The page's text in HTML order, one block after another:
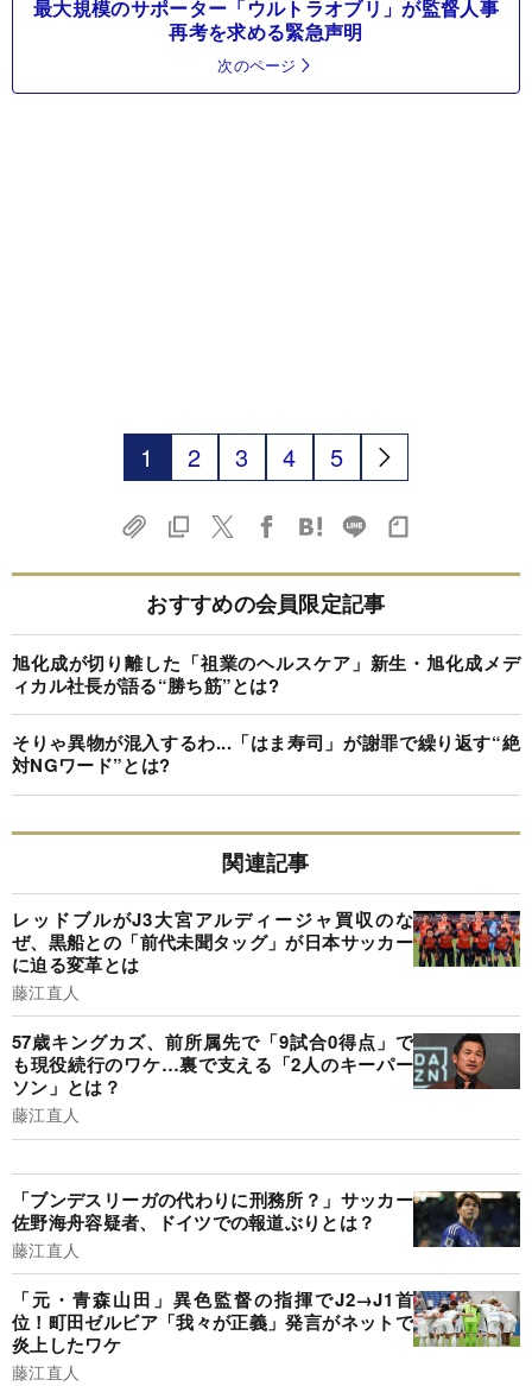
最大規模のサポーター「ウルトラオブリ」が監督人事
再考を求める緊急声明
次のページ
1 2 3 4 5
おすすめの会員限定記事
旭化成が切り離した「祖業のヘルスケア」新生・旭化成メデ
ィカル社長が語る“勝ち筋”とは?
そりゃ異物が混入するわ...「はま寿司」が謝罪で繰り返す“絶
対NGワード”とは?
関連記事
レッドブルがJ3大宮アルディージャ買収のな
ぜ、黒船との「前代未聞タッグ」が日本サッカー
に迫る変革とは
藤江直人
57歳キングカズ、前所属先で「9試合0得点」で
も現役続行のワケ…裏で支える「2人のキーパー
ソン」とは？
藤江直人
「ブンデスリーガの代わりに刑務所？」サッカー
佐野海舟容疑者、ドイツでの報道ぶりとは？
藤江直人
「元・青森山田」異色監督の指揮でJ2→J1首
位！町田ゼルビア「我々が正義」発言がネットで
炎上したワケ
藤江直人